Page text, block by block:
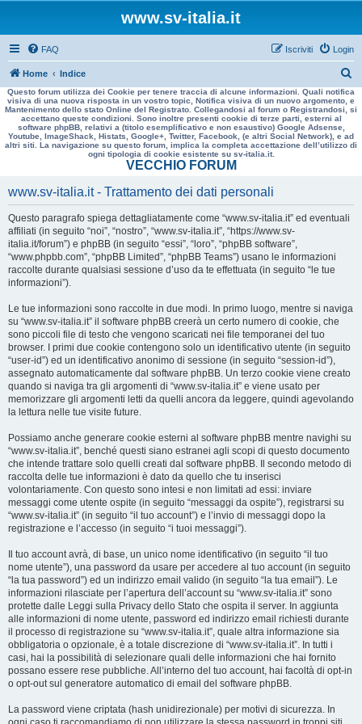
www.sv-italia.it
FAQ Login
Iscriviti
Home Indice
e
r
a
Questo forum utilizza dei Cookie per tenere traccia di alcune informazioni. Quali notifica
visiva di una nuova risposta in un vostro topic, Notifica visiva di un nuovo argomento, e
Mantenimento dello stato Online del Registrato. Collegandosi al forum o Registrandosi, si
accettano queste condizioni. Sono inoltre presenti cookie di terze parti, esterni al
software phpBB, relativi a (titolo esemplificativo e non esaustivo) Google Adsense,
Youtube, ImageShack, Histats, Google+, Twitter, Facebook, (e altri Social Network), e ad
altri siti. La navigazione su questo forum, implica la completa accettazione dell’utilizzo di
ogni tipologia di cookie esistente su sv-italia.it.
VECCHIO FORUM
www.sv-italia.it - Trattamento dei dati personali
Questo paragrafo spiega dettagliatamente come “www.sv-italia.it” ed eventuali
affiliati (in seguito “noi”, “nostro”, “www.sv-italia.it”, “https://www.sv-
italia.it/forum”) e phpBB (in seguito “essi”, “loro”, “phpBB software”,
“www.phpbb.com”, “phpBB Limited”, “phpBB Teams”) usano le informazioni
raccolte durante qualsiasi sessione d’uso da te effettuata (in seguito “le tue
informazioni”).
Le tue informazioni sono raccolte in due modi. In primo luogo, mentre si naviga
su “www.sv-italia.it” il software phpBB creerà un certo numero di cookie, che
sono piccoli file di testo che vengono scaricati nei file temporanei del tuo
browser. I primi due cookie contengono solo un identificativo utente (in seguito
“user-id”) ed un identificativo anonimo di sessione (in seguito “session-id”),
assegnato automaticamente dal software phpBB. Un terzo cookie viene creato
quando si naviga tra gli argomenti di “www.sv-italia.it” e viene usato per
memorizzare gli argomenti letti da quelli ancora da leggere, quindi agevolando
la lettura nelle tue visite future.
Possiamo anche generare cookie esterni al software phpBB mentre navighi su
“www.sv-italia.it”, benché questi siano estranei agli scopi di questo documento
che intende trattare solo quelli creati dal software phpBB. Il secondo metodo di
raccolta delle tue informazioni è dato da quello che tu inserisci
volontariamente. Con questo sono intesi e non limitati ad essi: inviare
messaggi come utente ospite (in seguito “messaggi da ospite”), registrarsi su
“www.sv-italia.it” (in seguito “il tuo account”) e l’invio di messaggi dopo la
registrazione e l’accesso (in seguito “i tuoi messaggi”).
Il tuo account avrà, di base, un unico nome identificativo (in seguito “il tuo
nome utente”), una password da usare per accedere al tuo account (in seguito
“la tua password”) ed un indirizzo email valido (in seguito “la tua email”). Le
informazioni rilasciate per l’apertura dell’account su “www.sv-italia.it” sono
protette dalle Leggi sulla Privacy dello Stato che ospita il server. In aggiunta
alle informazioni di nome utente, password ed indirizzo email richiesti durante
il processo di registrazione su “www.sv-italia.it”, quale altra informazione sia
obbligatoria o opzionale, è a totale discrezione di “www.sv-italia.it”. In tutti i
casi, hai la possibilità di selezionare quali delle informazioni che hai fornito
possano essere rese pubbliche. All’interno del tuo account, hai facoltà di opt-in
o opt-out sul generatore automatico di email del software phpBB.
La password viene criptata (hash unidirezionale) per motivi di sicurezza. In